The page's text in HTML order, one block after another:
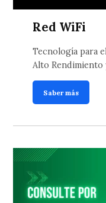
Red WiFi
Tecnología para
Alto Rendimiento
Saber más